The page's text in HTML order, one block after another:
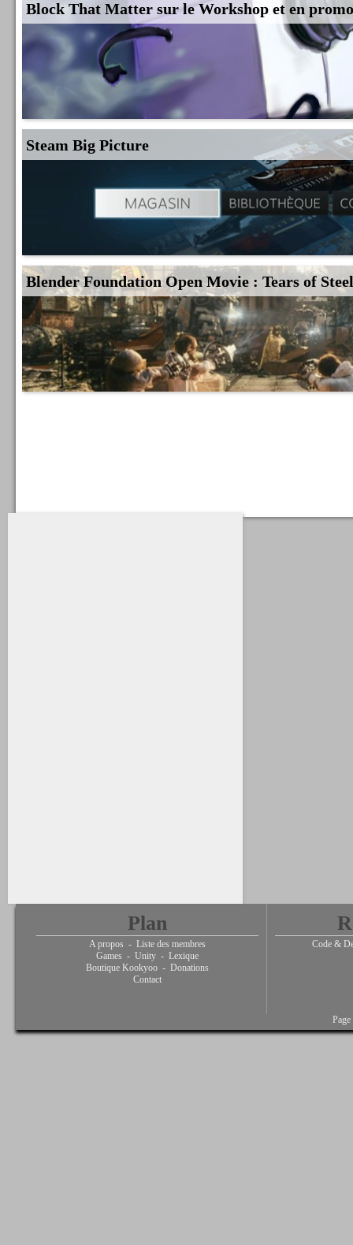
Block That Matter sur le Workshop et en
Steam Big Picture
Blender Foundation Open Movie : Tears of
Plan
A propos - Liste des membres
Games - Unity - Lexique
Boutique Kookyoo - Donations
Contact
Code &